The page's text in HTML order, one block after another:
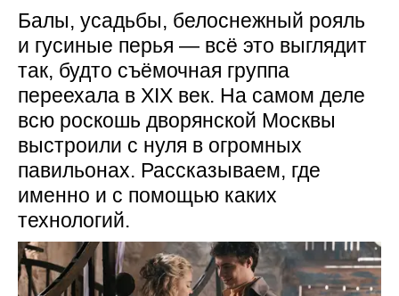
Балы, усадьбы, белоснежный рояль
и гусиные перья — всё это выглядит
так, будто съёмочная группа
переехала в XIX век. На самом деле
всю роскошь дворянской Москвы
выстроили с нуля в огромных
павильонах. Рассказываем, где
именно и с помощью каких
технологий.